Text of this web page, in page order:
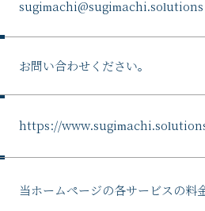
sugimachi@sugimachi.solutions
お問い合わせください。
https://
当ホームページの各サービスの料